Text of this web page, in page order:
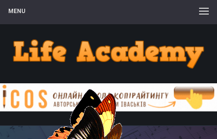
MENU